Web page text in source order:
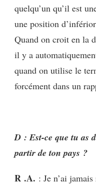
quelqu’un qu’il est
une position
Quand on croit en la
il y a
quand on utilise le
forcément dans un
D : Est-ce que tu as
partir de ton pays ?
R .A. : Je n’ai